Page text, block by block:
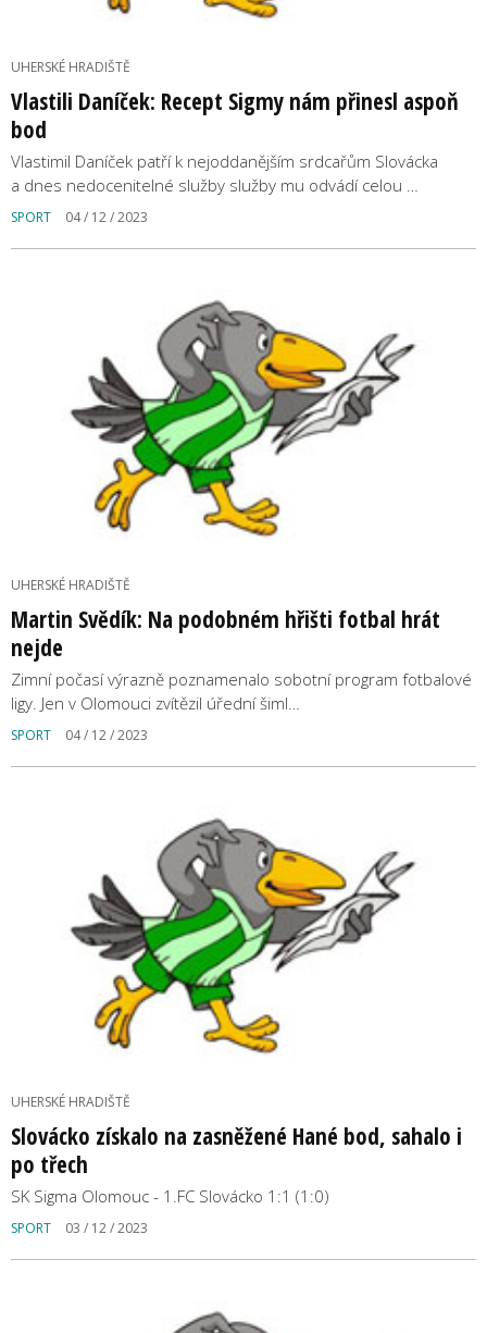
UHERSKÉ HRADIŠTĚ
Vlastili Daníček: Recept Sigmy nám přinesl aspoň
bod
Vlastimil Daníček patří k nejoddanějším srdcařům Slovácka
a dnes nedocenitelné služby služby mu odvádí celou …
SPORT 04 / 12 / 2023
UHERSKÉ HRADIŠTĚ
Martin Svědík: Na podobném hřišti fotbal hrát
nejde
Zimní počasí výrazně poznamenalo sobotní program fotbalové
ligy. Jen v Olomouci zvítězil úřední šiml…
SPORT 04 / 12 / 2023
UHERSKÉ HRADIŠTĚ
Slovácko získalo na zasněžené Hané bod, sahalo i
po třech
SK Sigma Olomouc - 1.FC Slovácko 1:1 (1:0)
SPORT 03 / 12 / 2023